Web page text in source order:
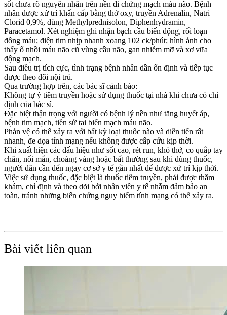
sốt chưa rõ nguyên nhân trên nền di chứng mạch máu não. Bệnh
nhân được xử trí khẩn cấp bằng thở oxy, truyền Adrenalin, Natri
Clorid 0,9%, dùng Methylprednisolon, Diphenhydramin,
Paracetamol. Xét nghiệm ghi nhận bạch cầu biến động, rối loạn
đông máu; điện tim nhịp nhanh xoang 102 ck/phút; hình ảnh cho
thấy ổ nhồi máu não cũ vùng cầu não, gan nhiễm mỡ và xơ vữa
động mạch.
Sau điều trị tích cực, tình trạng bệnh nhân dần ổn định và tiếp tục
được theo dõi nội trú.
Qua trường hợp trên, các bác sĩ cảnh báo:
Không tự ý tiêm truyền hoặc sử dụng thuốc tại nhà khi chưa có chỉ
định của bác sĩ.
Đặc biệt thận trọng với người có bệnh lý nền như tăng huyết áp,
bệnh tim mạch, tiền sử tai biến mạch máu não.
Phản vệ có thể xảy ra với bất kỳ loại thuốc nào và diễn tiến rất
nhanh, đe dọa tính mạng nếu không được cấp cứu kịp thời.
Khi xuất hiện các dấu hiệu như sốt cao, rét run, khó thở, co quắp tay
chân, nổi mẩn, choáng váng hoặc bất thường sau khi dùng thuốc,
người dân cần đến ngay cơ sở y tế gần nhất để được xử trí kịp thời.
Việc sử dụng thuốc, đặc biệt là thuốc tiêm truyền, phải được thăm
khám, chỉ định và theo dõi bởi nhân viên y tế nhằm đảm bảo an
toàn, tránh những biến chứng nguy hiểm tính mạng có thể xảy ra.
Bài viết liên quan